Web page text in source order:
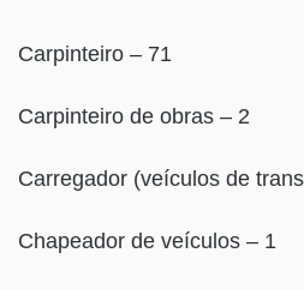
Carpinteiro – 71
Carpinteiro de obras – 2
Carregador (veículos de
Chapeador de veículos – 1